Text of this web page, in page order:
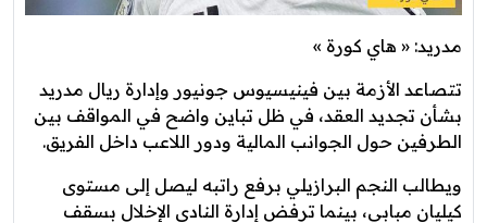
مدريد: « هاي كورة »
تتصاعد الأزمة بين فينيسيوس جونيور وإدارة ريال مدريد
بشأن تجديد العقد، في ظل تباين واضح في المواقف بين
الطرفين حول الجوانب المالية ودور اللاعب داخل الفريق.
ويطالب النجم البرازيلي برفع راتبه ليصل إلى مستوى
كيليان مبابي، بينما ترفض إدارة النادي الإخلال بسقف